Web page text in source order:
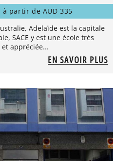
à partir de AUD 335
Adelaïde est la capitale
SACE y est une école très
appréciée...
EN SAVOIR PLUS